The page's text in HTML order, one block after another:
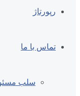
رپورتاژ
تماس با ما
سلب